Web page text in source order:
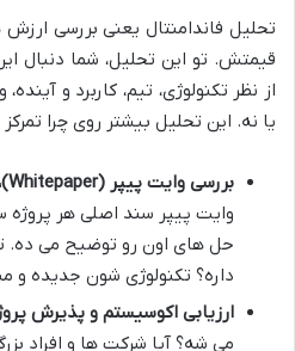
تحلیل فاندامنتال یعنی بررسی ارزش
قیمتش. تو این تحلیل، شما دنبال
از نظر تکنولوژی، تیم، کاربرد و
یا نه. این تحلیل بیشتر روی چرا تمرکز
بررسی وایت پیپر (Whitepaper)، تیم پروژه، فناوری و کاربرد:
وایت پیپر سند اصلی هر
حل های اون رو توضیح می ده.
داره؟ تکنولوژی شون جدیده
ارزیابی اکوسیستم و پذیرش
می شه؟ آیا شرکت ها و افراد